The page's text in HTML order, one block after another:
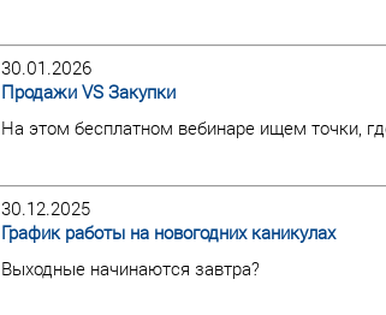
30.01.2026
Продажи VS Закупки
На этом бесплатном вебинаре ищем точки,
30.12.2025
График работы на новогодних каникулах
Выходные начинаются завтра?